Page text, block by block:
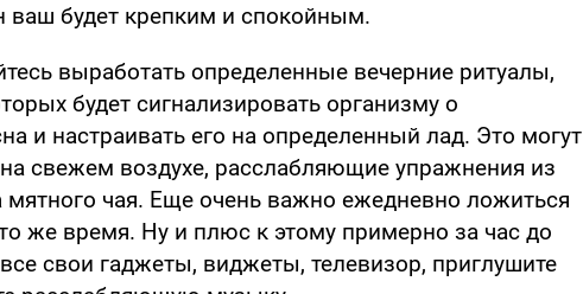
ваш будет крепким и спокойным.
выработать определенные вечерние ритуалы,
будет сигнализировать организму о
и настраивать его на определенный лад. Это могут
свежем воздухе, расслабляющие упражнения из
мятного чая. Еще очень важно ежедневно ложиться
же время. Ну и плюс к этому примерно за час до
свои гаджеты, виджеты, телевизор, приглушите